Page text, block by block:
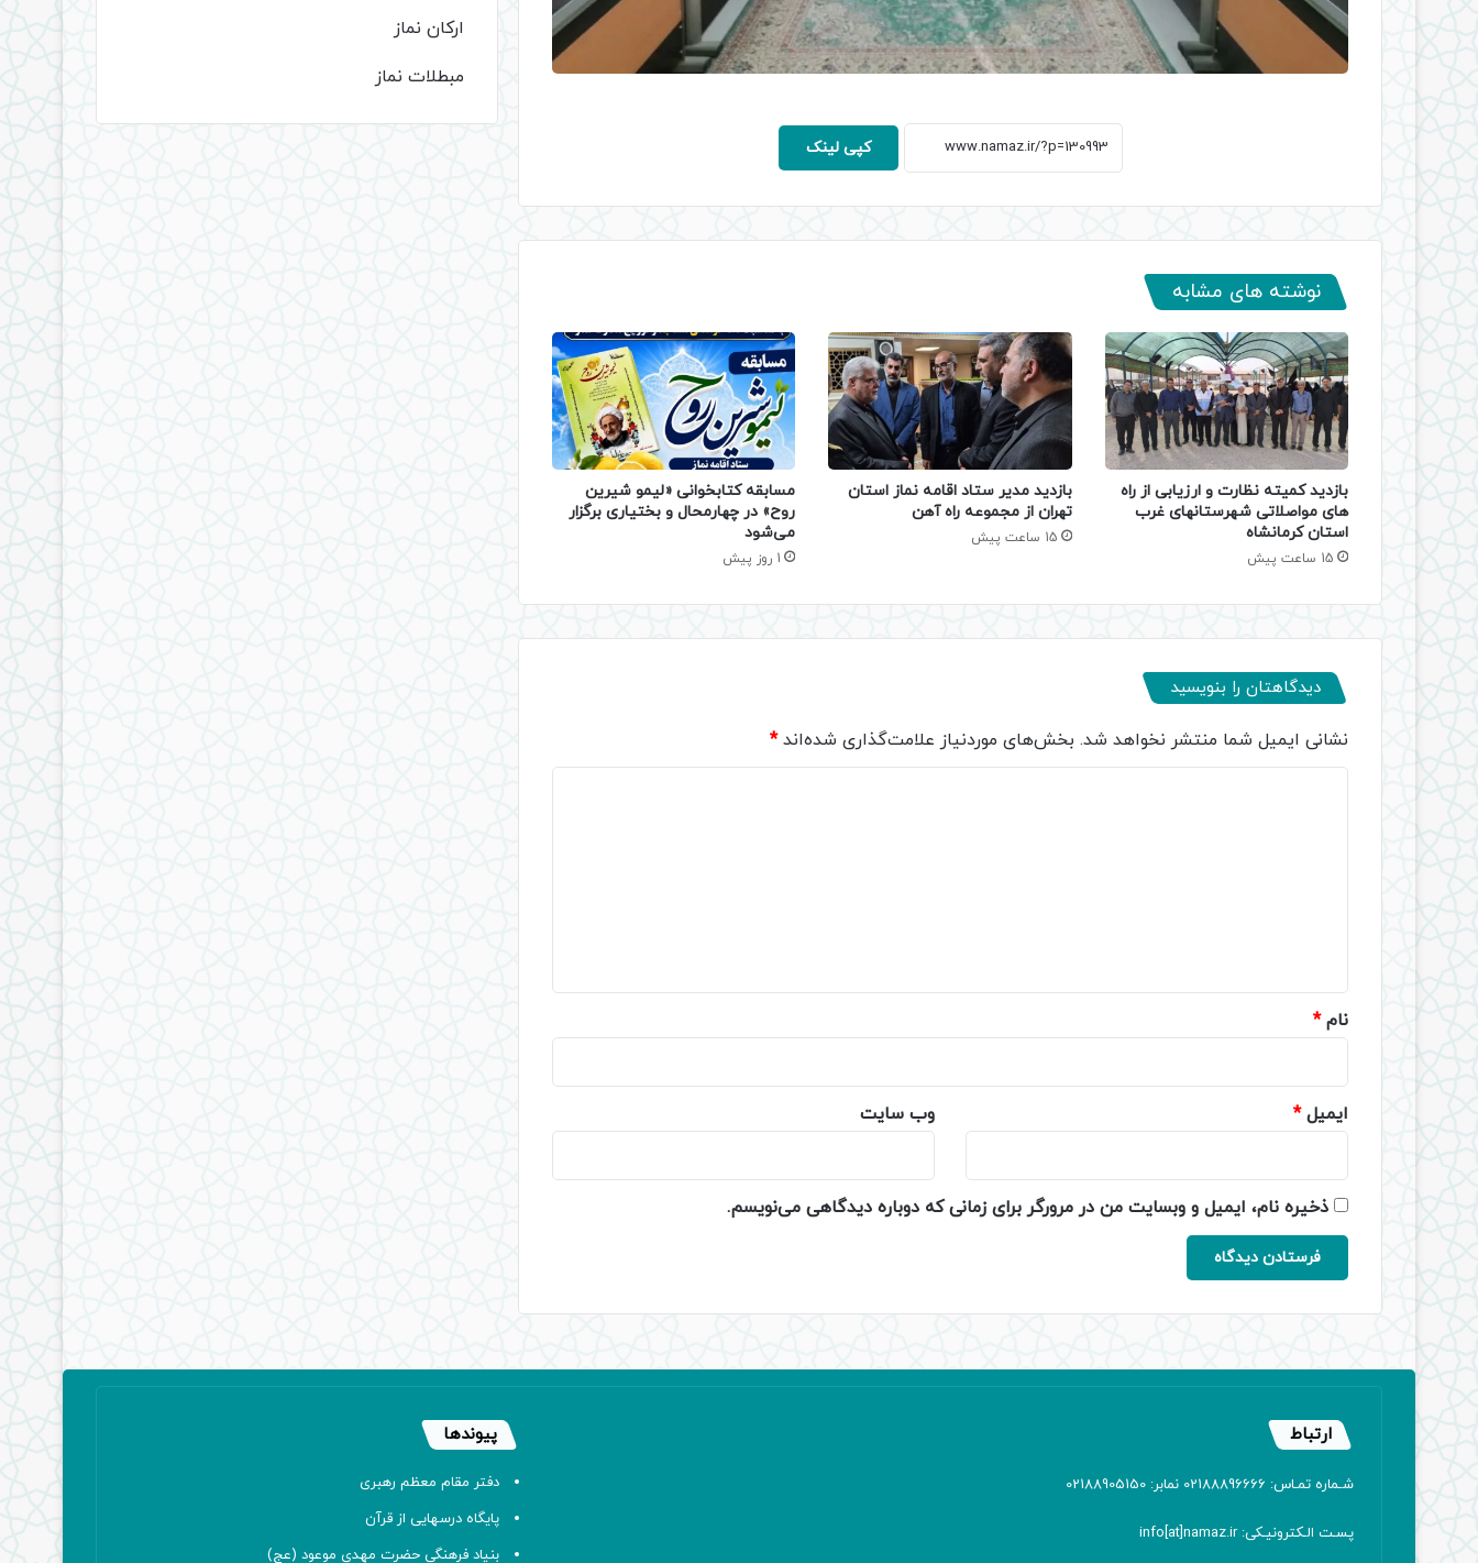
کپی لینک
نوشته های مشابه
بازدید کمیته نظارت و ارزیابی از راه
های مواصلاتی شهرستانهای غرب
استان کرمانشاه
15 ساعت پیش
بازدید مدیر ستاد اقامه نماز استان
تهران از مجموعه راه آهن
15 ساعت پیش
مسابقه کتابخوانی «لیمو شیرین
روح» در چهارمحال و بختیاری برگزار
می‌شود
1 روز پیش
دیدگاهتان را بنویسید
نشانی ایمیل شما منتشر نخواهد شد. بخش‌های موردنیاز علامت‌گذاری شده‌اند*
نام*
ایمیل* وب‌ سایت
ذخیره نام، ایمیل و وبسایت من در مرورگر برای زمانی که دوباره دیدگاهی می‌نویسم.
ارکان نماز
مبطلات نماز
ارتباط
شـماره تمـاس: 02188896666 نمابر: 02188905150
پسـت الـکترونیـکی: info[at]namaz.ir
پیوندها
دفتر مقام معظم رهبری
پایگاه درسهایی از قرآن
بنیاد فرهنگی حضرت مهدی موعود (عج)